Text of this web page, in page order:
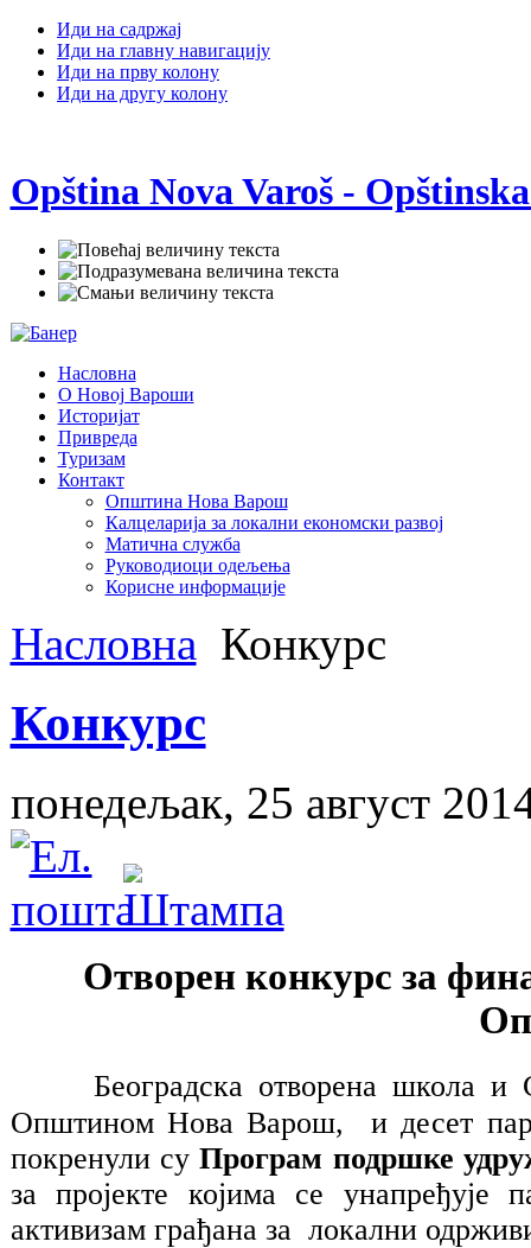
Иди на садржај
Иди на главну навигацију
Иди на прву колону
Иди на другу колону
Opština Nova Varoš -
Насловна
О Новој Вароши
Историјат
Привреда
Туризам
Контакт
Општина Нова Варош
Калцеларија за локални економски развој
Матична служба
Руководиоци одељења
Корисне информације
Насловна Конкурс
Конкурс
понедељак, 25 август
Отворен конкурс за
Београдска отворена школа и
Општином Нова Варош, и десет
покренули суПрограм подршке
за пројекте којима се унапређује
активизам грађана за локални